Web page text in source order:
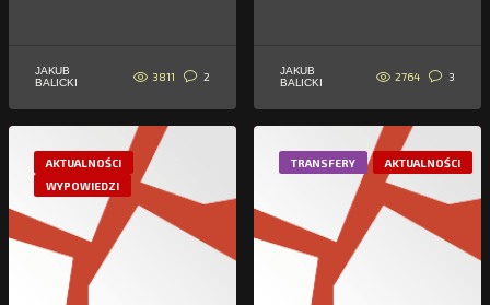
JAKUB
BALICKI
3811 2
JAKUB
BALICKI
2764 3
AKTUALNOŚCI
WYPOWIEDZI
TRANSFERY AKTUALNOŚCI